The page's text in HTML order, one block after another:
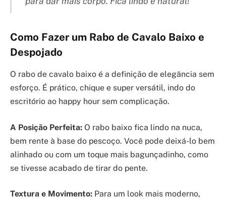
Como Fazer um Rabo de Cavalo Baixo e
Despojado
O rabo de cavalo baixo é a definição de elegância sem
esforço. É prático, chique e super versátil, indo do
escritório ao happy hour sem complicação.
A Posição Perfeita: O rabo baixo fica lindo na nuca,
bem rente à base do pescoço. Você pode deixá-lo bem
alinhado ou com um toque mais bagunçadinho, como
se tivesse acabado de tirar do pente.
Textura e Movimento: Para um look mais moderno,